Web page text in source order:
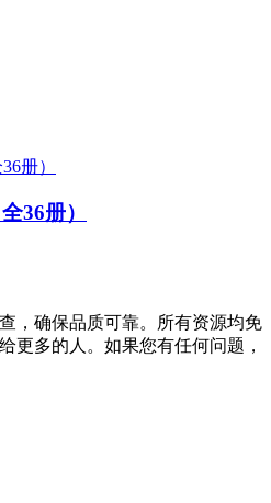
36册）
，确保品质可靠。所有资源均免
更多的人。如果您有任何问题，